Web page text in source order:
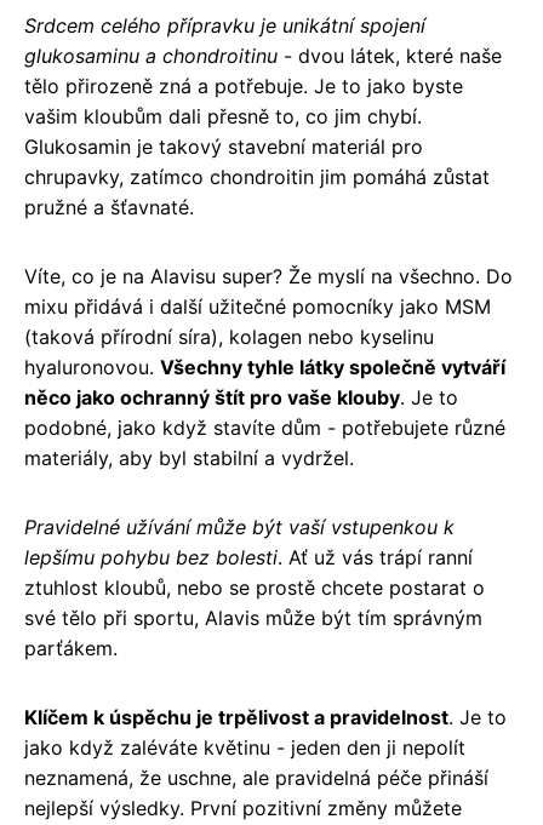
Srdcem celého přípravku je unikátní spojení
glukosaminu a chondroitinu - dvou látek, které naše
tělo přirozeně zná a potřebuje. Je to jako byste
vašim kloubům dali přesně to, co jim chybí.
Glukosamin je takový stavební materiál pro
chrupavky, zatímco chondroitin jim pomáhá zůstat
pružné a šťavnaté.
Víte, co je na Alavisu super? Že myslí na všechno. Do
mixu přidává i další užitečné pomocníky jako MSM
(taková přírodní síra), kolagen nebo kyselinu
hyaluronovou. Všechny tyhle látky společně vytváří
něco jako ochranný štít pro vaše klouby. Je to
podobné, jako když stavíte dům - potřebujete různé
materiály, aby byl stabilní a vydržel.
Pravidelné užívání může být vaší vstupenkou k
lepšímu pohybu bez bolesti. Ať už vás trápí ranní
ztuhlost kloubů, nebo se prostě chcete postarat o
své tělo při sportu, Alavis může být tím správným
parťákem.
Klíčem k úspěchu je trpělivost a pravidelnost. Je to
jako když zaléváte květinu - jeden den ji nepolít
neznamená, že uschne, ale pravidelná péče přináší
nejlepší výsledky. První pozitivní změny můžete